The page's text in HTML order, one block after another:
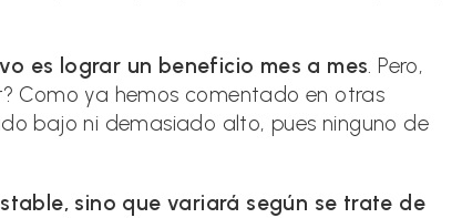
es lograr un beneficio mes a mes. Pero,
Como ya hemos comentado en otras
bajo ni demasiado alto, pues ninguno de
sino que variará según se trate de